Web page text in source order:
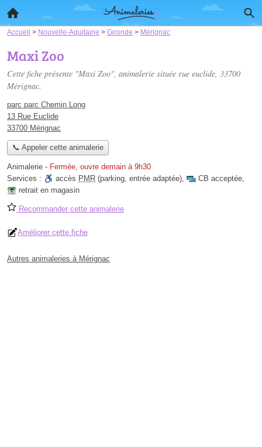
Accueil > Nouvelle-Aquitaine > Gironde > Mérignac
Maxi Zoo
Cette fiche présente "Maxi Zoo", animalerie située rue euclide, 33700
Mérignac.
parc parc Chemin Long
13 Rue Euclide
33700 Mérignac
📞 Appeler cette animalerie
Animalerie - Fermée, ouvre demain à 9h30
Services :
accès PMR (parking, entrée adaptée), CB acceptée,
retrait en magasin
Recommander cette animalerie
Améliorer cette fiche
Autres animaleries à Mérignac